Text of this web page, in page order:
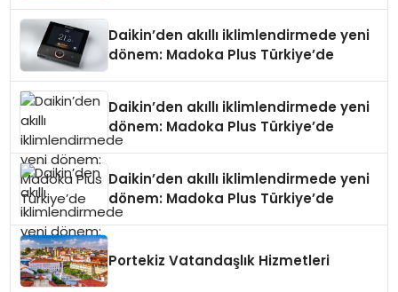
Daikin’den akıllı iklimlendirmede yeni
dönem: Madoka Plus Türkiye’de
Daikin’den akıllı iklimlendirmede yeni
dönem: Madoka Plus Türkiye’de
Daikin’den akıllı iklimlendirmede yeni
dönem: Madoka Plus Türkiye’de
Portekiz Vatandaşlık Hizmetleri